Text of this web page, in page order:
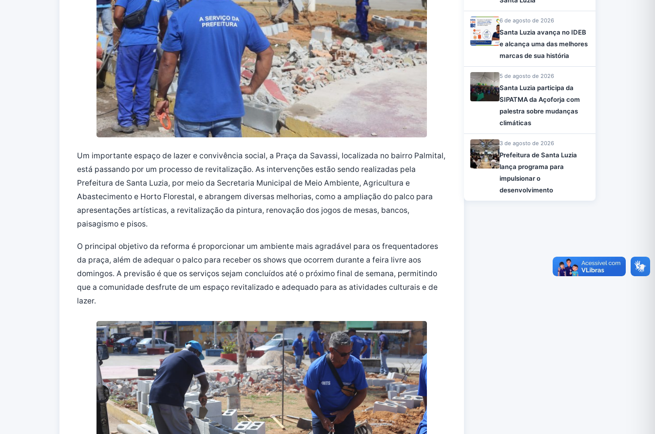
Um importante espaço de lazer e convivência social, a Praça da Savassi, localizada no bairro Palmital,
está passando por um processo de revitalização. As intervenções estão sendo realizadas pela
Prefeitura de Santa Luzia, por meio da Secretaria Municipal de Meio Ambiente, Agricultura e
Abastecimento e Horto Florestal, e abrangem diversas melhorias, como a ampliação do palco para
apresentações artísticas, a revitalização da pintura, renovação dos jogos de mesas, bancos,
paisagismo e pisos.
O principal objetivo da reforma é proporcionar um ambiente mais agradável para os frequentadores
da praça, além de adequar o palco para receber os shows que ocorrem durante a feira livre aos
domingos. A previsão é que os serviços sejam concluídos até o próximo final de semana, permitindo
que a comunidade desfrute de um espaço revitalizado e adequado para as atividades culturais e de
lazer.
6 de agosto de 2026
Santa Luzia avança no IDEB
e alcança uma das melhores
marcas de sua história
5 de agosto de 2026
Santa Luzia participa da
SIPATMA da Açoforja com
palestra sobre mudanças
climáticas
3 de agosto de 2026
Prefeitura de Santa Luzia
lança programa para
impulsionar o
desenvolvimento